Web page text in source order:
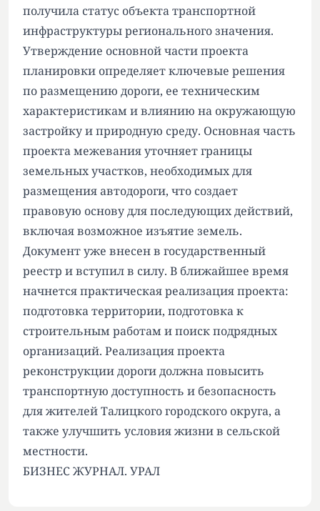
получила статус объекта транспортной
инфраструктуры регионального значения.
Утверждение основной части проекта
планировки определяет ключевые решения
по размещению дороги, ее техническим
характеристикам и влиянию на окружающую
застройку и природную среду. Основная часть
проекта межевания уточняет границы
земельных участков, необходимых для
размещения автодороги, что создает
правовую основу для последующих действий,
включая возможное изъятие земель.
Документ уже внесен в государственный
реестр и вступил в силу. В ближайшее время
начнется практическая реализация проекта:
подготовка территории, подготовка к
строительным работам и поиск подрядных
организаций. Реализация проекта
реконструкции дороги должна повысить
транспортную доступность и безопасность
для жителей Талицкого городского округа, а
также улучшить условия жизни в сельской
местности.
БИЗНЕС ЖУРНАЛ. УРАЛ